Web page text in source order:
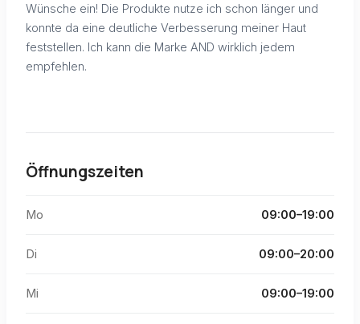
Wünsche ein! Die Produkte nutze ich schon länger und
konnte da eine deutliche Verbesserung meiner Haut
feststellen. Ich kann die Marke AND wirklich jedem
empfehlen.
Öffnungszeiten
Mo 09:00–19:00
Di 09:00–20:00
Mi 09:00–19:00